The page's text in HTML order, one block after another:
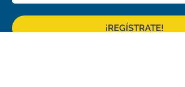
¡REGÍSTRATE!